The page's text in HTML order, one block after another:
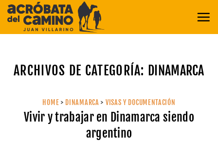
Saltar
contenido
ARCHIVOS DE CATEGORÍA: DINAMARCA
HOME > DINAMARCA > VISAS Y DOCUMENTACIÓN
Vivir y trabajar en Dinamarca siendo
argentino